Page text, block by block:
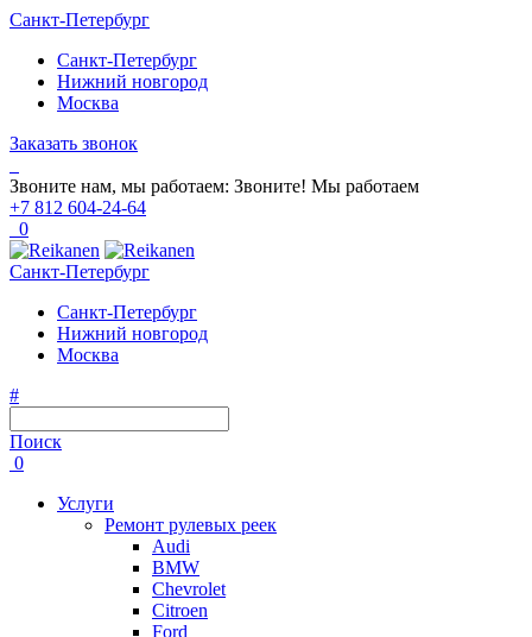
Санкт-Петербург
Санкт-Петербург
Нижний новгород
Москва
Заказать звонок
Звоните нам, мы работаем: Звоните! Мы работаем
+7 812 604-24-64
0
Санкт-Петербург
Санкт-Петербург
Нижний новгород
Москва
#
Поиск
0
Услуги
Ремонт рулевых реек
Audi
BMW
Chevrolet
Citroen
Ford